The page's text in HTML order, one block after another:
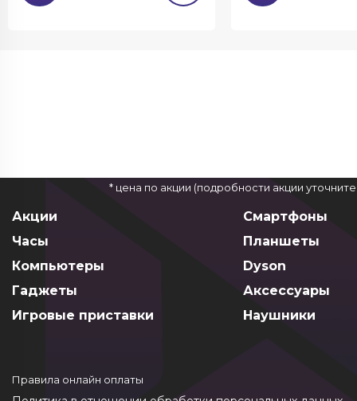
* цена по акции (подробности акции
Акции
Смартфоны
Часы
Планшеты
Компьютеры
Dyson
Гаджеты
Аксессуары
Игровые приставки
Наушники
Правила онлайн оплаты